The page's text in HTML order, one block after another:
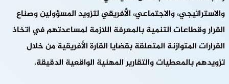
والاستراتيجي، والاجتماعي، الأفريقي لتزويد المسؤولين وصناع
القرار وقطاعات التنمية بالمعرفة اللازمة لمساعدتهم في اتخاذ
القرارات المتوازنة المتعلقة بقضايا القارة الأفريقية من خلال
تزويدهم بالمعطيات والتقارير المهنية الواقعية الدقيقة.